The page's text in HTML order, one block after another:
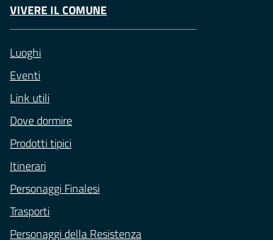
VIVERE IL COMUNE
Luoghi
Eventi
Link utili
Dove dormire
Prodotti tipici
Itinerari
Personaggi Finalesi
Trasporti
Personaggi della Resistenza